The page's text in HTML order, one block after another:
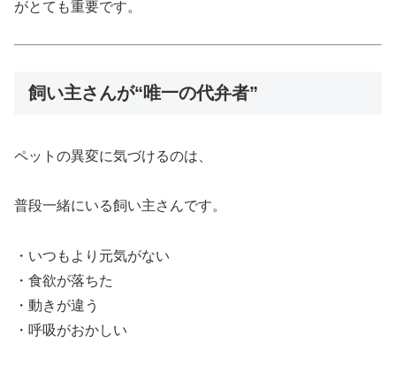
がとても重要です。
飼い主さんが“唯一の代弁者”
ペットの異変に気づけるのは、
普段一緒にいる飼い主さんです。
・いつもより元気がない
・食欲が落ちた
・動きが違う
・呼吸がおかしい